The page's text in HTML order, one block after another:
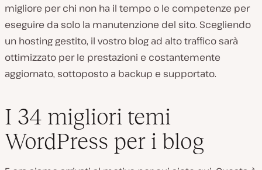
migliore per chi non ha il tempo o le competenze per
eseguire da solo la manutenzione del sito. Scegliendo
un hosting gestito, il vostro blog ad alto traffico sarà
ottimizzato per le prestazioni e costantemente
aggiornato, sottoposto a backup e supportato.
I 34 migliori temi
WordPress per i blog